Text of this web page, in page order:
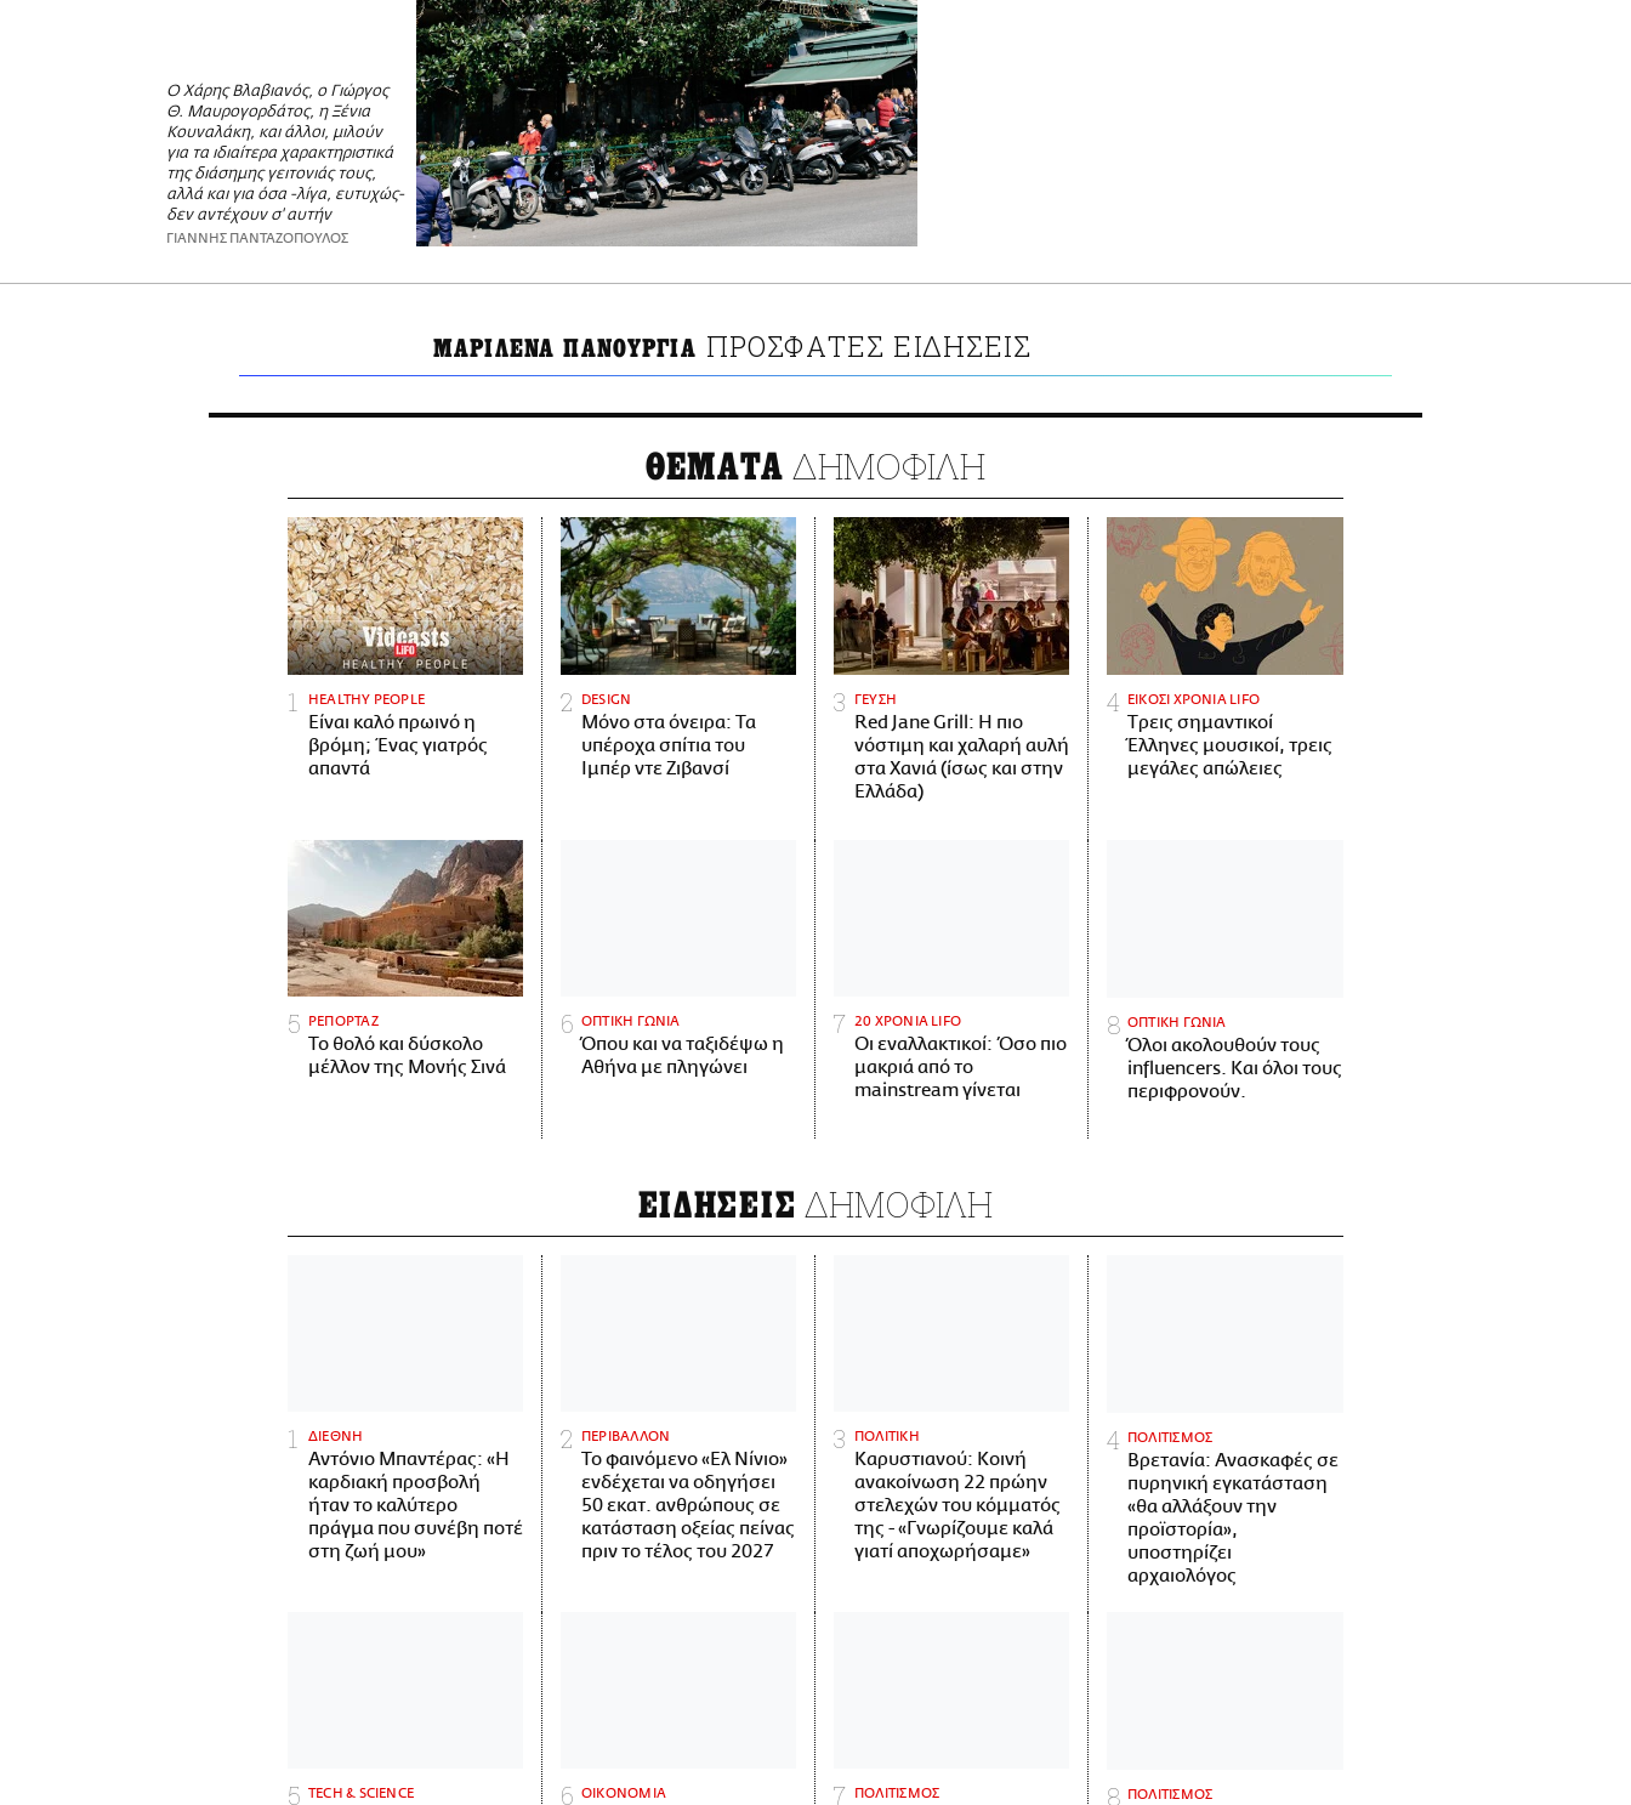
Ο Χάρης Βλαβιανός, ο Γιώργος
Θ. Μαυρογορδάτος, η Ξένια
Κουναλάκη, και άλλοι, μιλούν
για τα ιδιαίτερα χαρακτηριστικά
της διάσημης γειτονιάς τους,
αλλά και για όσα -λίγα, ευτυχώς-
δεν αντέχουν σ' αυτήν
ΓΙΑΝΝΗΣ ΠΑΝΤΑΖΟΠΟΥΛΟΣ
ΜΑΡΙΛΕΝΑ ΠΑΝΟΥΡΓΙΑ ΠΡΟΣΦΑΤΕΣ ΕΙΔΗΣΕΙΣ
ΘΕΜΑΤΑ ΔΗΜΟΦΙΛΗ
HEALTHY PEOPLE
Είναι καλό πρωινό η
βρόμη; Ένας γιατρός
απαντά
DESIGN
Μόνο στα όνειρα: Τα
υπέροχα σπίτια του
Ιμπέρ ντε Ζιβανσί
ΓΕΥΣΗ
Red Jane Grill: Η πιο
νόστιμη και χαλαρή αυλή
στα Χανιά (ίσως και στην
Ελλάδα)
ΕΙΚΟΣΙ ΧΡΟΝΙΑ LIFO
Tρεις σημαντικοί
Έλληνες μουσικοί, τρεις
μεγάλες απώλειες
ΡΕΠΟΡΤΑΖ
Το θολό και δύσκολο
μέλλον της Μονής Σινά
ΟΠΤΙΚΗ ΓΩΝΙΑ
Όπου και να ταξιδέψω η
Αθήνα με πληγώνει
20 ΧΡΟΝΙΑ LIFO
Οι εναλλακτικοί: Όσο πιο
μακριά από το
mainstream γίνεται
ΟΠΤΙΚΗ ΓΩΝΙΑ
Όλοι ακολουθούν τους
influencers. Και όλοι τους
περιφρονούν.
ΕΙΔΗΣΕΙΣ ΔΗΜΟΦΙΛΗ
ΔΙΕΘΝΗ
Αντόνιο Μπαντέρας: «Η
καρδιακή προσβολή
ήταν το καλύτερο
πράγμα που συνέβη ποτέ
στη ζωή μου»
ΠΕΡΙΒΑΛΛΟΝ
Το φαινόμενο «Ελ Νίνιο»
ενδέχεται να οδηγήσει
50 εκατ. ανθρώπους σε
κατάσταση οξείας πείνας
πριν το τέλος του 2027
ΠΟΛΙΤΙΚΗ
Καρυστιανού: Κοινή
ανακοίνωση 22 πρώην
στελεχών του κόμματός
της - «Γνωρίζουμε καλά
γιατί αποχωρήσαμε»
ΠΟΛΙΤΙΣΜΟΣ
Βρετανία: Ανασκαφές σε
πυρηνική εγκατάσταση
«θα αλλάξουν την
προϊστορία»,
υποστηρίζει
αρχαιολόγος
ΤECH & SCIENCE ΟΙΚΟΝΟΜΙΑ ΠΟΛΙΤΙΣΜΟΣ ΠΟΛΙΤΙΣΜΟΣ